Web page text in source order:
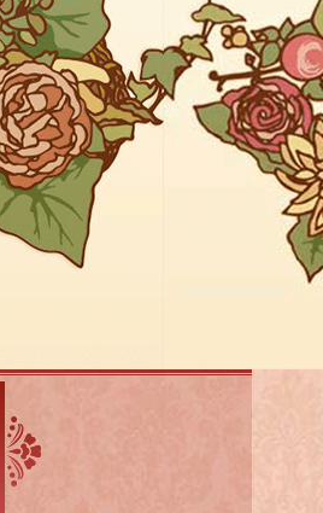
4:00